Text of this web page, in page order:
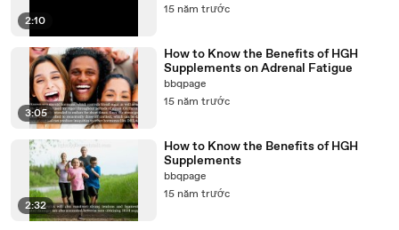
2:10
15 năm trước
3:05
How to Know the Benefits of HGH
Supplements on Adrenal Fatigue
bbqpage
15 năm trước
2:32
How to Know the Benefits of HGH
Supplements
bbqpage
15 năm trước